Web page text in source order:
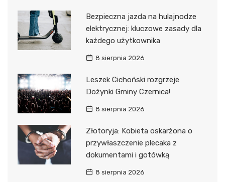
Bezpieczna jazda na hulajnodze
elektrycznej: kluczowe zasady dla
każdego użytkownika
8 sierpnia 2026
Leszek Cichoński rozgrzeje
Dożynki Gminy Czernica!
8 sierpnia 2026
Złotoryja: Kobieta oskarżona o
przywłaszczenie plecaka z
dokumentami i gotówką
8 sierpnia 2026